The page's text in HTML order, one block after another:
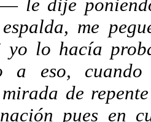
le dije
me
yo lo hacía
a eso,
de
pues en